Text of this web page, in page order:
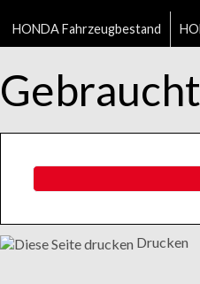
HONDA Fahrzeugbestand
Drucken